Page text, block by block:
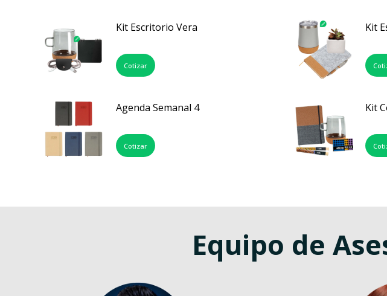
Kit Escritorio Vera
Cotizar
Kit
Agenda Semanal 4
Cotizar
Kit
Equipo de